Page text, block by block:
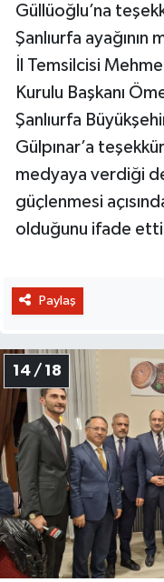
Güllüoğlu’na
Şanlıurfa ayağının
İl Temsilcisi
Kurulu Başkanı
Şanlıurfa
Gülpınar’a
medyaya verdiği
güçlenmesi
olduğunu ifade
Paylaş
14 / 18